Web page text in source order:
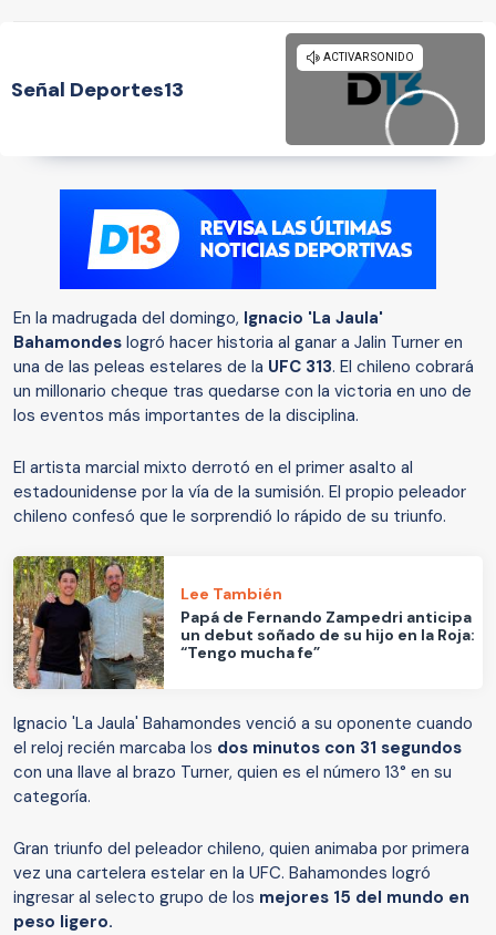
Señal Deportes13
En la madrugada del domingo, Ignacio 'La Jaula'
Bahamondes logró hacer historia al ganar a Jalin Turner en
una de las peleas estelares de la UFC 313. El chileno cobrará
un millonario cheque tras quedarse con la victoria en uno de
los eventos más importantes de la disciplina.
El artista marcial mixto derrotó en el primer asalto al
estadounidense por la vía de la sumisión. El propio peleador
chileno confesó que le sorprendió lo rápido de su triunfo.
Lee También
Papá de Fernando Zampedri anticipa
un debut soñado de su hijo en la Roja:
“Tengo mucha fe”
Ignacio 'La Jaula' Bahamondes venció a su oponente cuando
el reloj recién marcaba los dos minutos con 31 segundos
con una llave al brazo Turner, quien es el número 13° en su
categoría.
Gran triunfo del peleador chileno, quien animaba por primera
vez una cartelera estelar en la UFC. Bahamondes logró
ingresar al selecto grupo de los mejores 15 del mundo en
peso ligero.